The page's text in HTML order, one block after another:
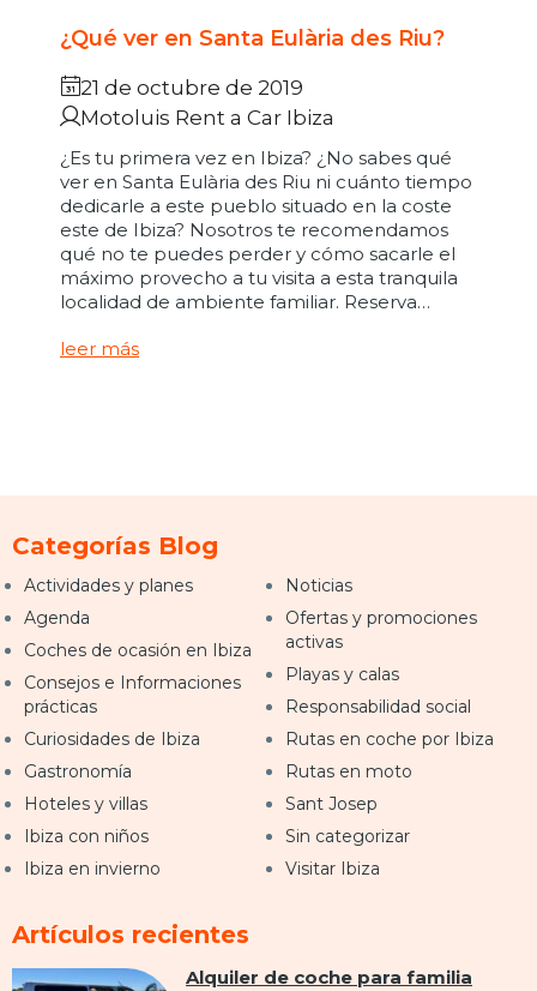
¿Qué ver en Santa Eulària des Riu?
21 de octubre de 2019
Motoluis Rent a Car Ibiza
¿Es tu primera vez en Ibiza? ¿No sabes qué
ver en Santa Eulària des Riu ni cuánto tiempo
dedicarle a este pueblo situado en la coste
este de Ibiza? Nosotros te recomendamos
qué no te puedes perder y cómo sacarle el
máximo provecho a tu visita a esta tranquila
localidad de ambiente familiar. Reserva…
leer más
Categorías Blog
Actividades y planes
Agenda
Coches de ocasión en Ibiza
Consejos e Informaciones
prácticas
Curiosidades de Ibiza
Gastronomía
Hoteles y villas
Ibiza con niños
Ibiza en invierno
Noticias
Ofertas y promociones
activas
Playas y calas
Responsabilidad social
Rutas en coche por Ibiza
Rutas en moto
Sant Josep
Sin categorizar
Visitar Ibiza
Artículos recientes
Alquiler de coche para familia